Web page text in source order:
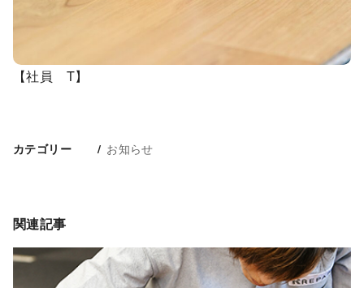
【社員 T】
カテゴリー お知らせ
関連記事